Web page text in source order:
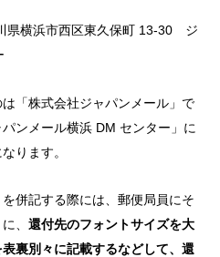
横浜市西区東久保町 13-30 ジ
「株式会社ジャパンメール」で
ンメール横浜 DM センター」に
ります。
併記する際には、郵便局員にそ
に、還付先のフォントサイズを大
裏別々に記載するなどして、還